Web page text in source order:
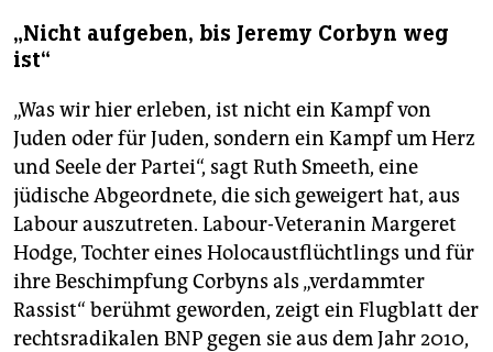
„Nicht aufgeben, bis Jeremy Corbyn weg
ist“
„Was wir hier erleben, ist nicht ein Kampf von
Juden oder für Juden, sondern ein Kampf um Herz
und Seele der Partei“, sagt Ruth Smeeth, eine
jüdische Abgeordnete, die sich geweigert hat, aus
Labour auszutreten. Labour-Veteranin Margeret
Hodge, Tochter eines Holocaustflüchtlings und für
ihre Beschimpfung Corbyns als „verdammter
Rassist“ berühmt geworden, zeigt ein Flugblatt der
rechtsradikalen BNP gegen sie aus dem Jahr 2010,